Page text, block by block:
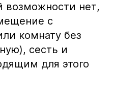
возможности нет,
с
комнату без
сесть и
для этого